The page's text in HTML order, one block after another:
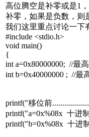
高位腾空是补零或是1
补零，如果是负数，则
我们这里重点讨论一下
#include <stdio.h>
void main()
{
int a=0x80000000; //最
int b=0x40000000 ; //最
printf("移位前
printf("a=0x%08x 十进
printf("b=0x%08x 十进